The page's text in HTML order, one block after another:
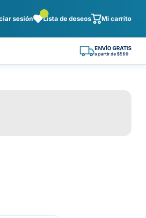
sesión Lista de deseos Mi carrito
ENVÍO GRATIS
a partir de $599